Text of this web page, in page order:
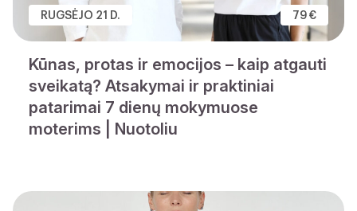
RUGSĖJO 21 D. 79 €
Kūnas, protas ir emocijos – kaip atgauti
sveikatą? Atsakymai ir praktiniai
patarimai 7 dienų mokymuose
moterims | Nuotoliu